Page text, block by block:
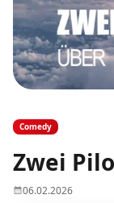
Comedy
Zwei
06.02.2026